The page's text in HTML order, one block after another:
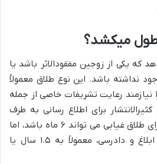
طول میکشد؟
که یکی از زوجین مفقودالاثر باشد یا
نداشته باشد. این نوع طلاق معمولاً
نیازمند رعایت تشریفات خاصی از جمله
برای اطلاع رسانی به طرف
غایب است. حداقل زمان برای طلاق غیابی می تواند ۶ ماه باشد، اما
با احتساب مراحل قانونی ابلاغ و دادرسی، معمولاً به ۱.۵ سال یا